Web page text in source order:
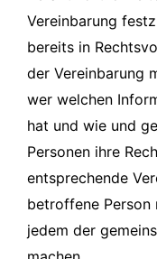
Vereinbarung
bereits in
der Vereinbarung
wer welchen
hat und wie und
Personen ihre
entsprechende
betroffene Person
jedem der